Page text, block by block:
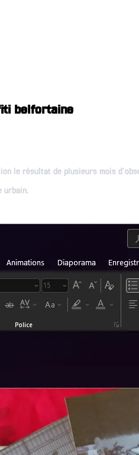
belfortaine
le résultat de plusieurs mois
urbain.